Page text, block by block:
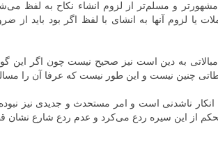
و مسلم‌تر از لزوم انشاء نکاح به لفظ
یا لزوم آنها به انشای با لفظ اگر بود
به دین است نیز صحیح نیست چون اگر این
چنین نیست و این طور نیست که عرفا آن را
ناشدنی است و امر مستحدث و جدیدی نیز
از این سیره ردع می‌کرد و عدم ردع شارع